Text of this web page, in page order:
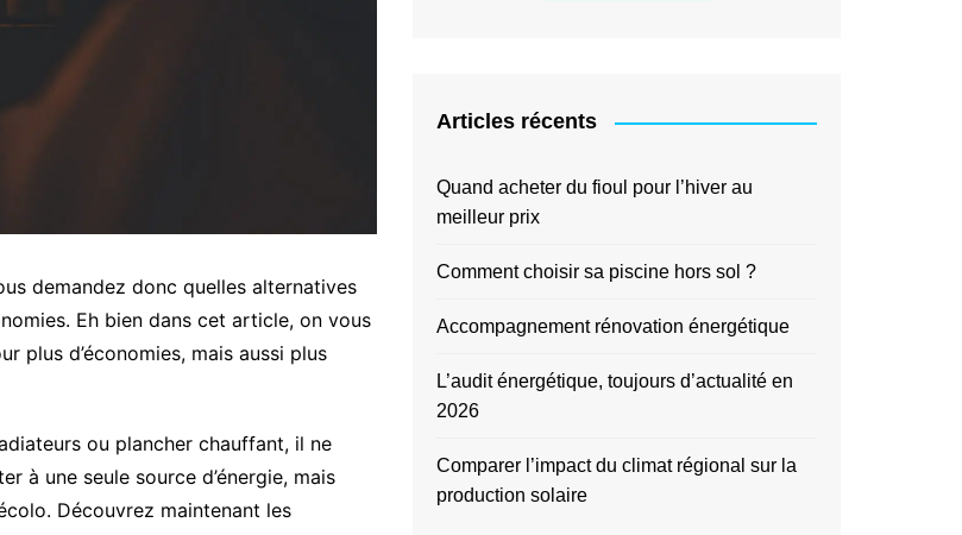
demandez donc quelles alternatives
Eh bien dans cet article, on vous
plus d’économies, mais aussi plus
ou plancher chauffant, il ne
à une seule source d’énergie, mais
Découvrez maintenant les
Articles récents
Quand acheter du fioul pour l’hiver au
meilleur prix
Comment choisir sa piscine hors sol ?
Accompagnement rénovation énergétique
L’audit énergétique, toujours d’actualité en
2026
Comparer l’impact du climat régional sur la
production solaire